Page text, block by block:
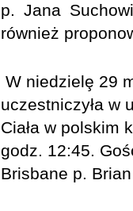
p. Jana
również
W niedzielȩ 29
uczestniczyła w
Ciała w polskim
godz. 12:45.
Brisbane p.